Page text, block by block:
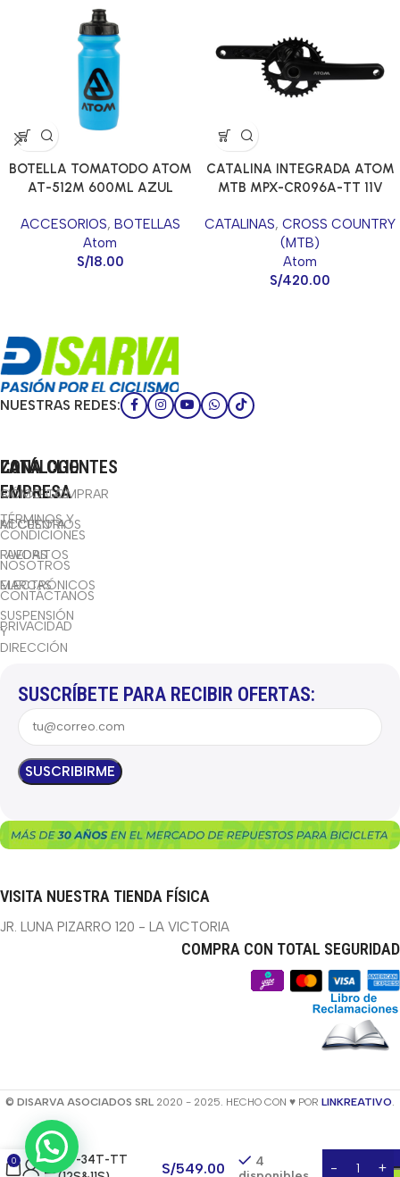
BOTELLA TOMATODO ATOM
AT-512M 600ML AZUL
ACCESORIOS, BOTELLAS
Atom
S/18.00
CATALINA INTEGRADA ATOM
MTB MPX-CR096A-TT 11V
CATALINAS, CROSS COUNTRY
(MTB)
Atom
S/420.00
NUESTRAS REDES:
CATÁLOGO
BICICLETAS
ACCESORIOS
RUEDAS
ELECTRÓNICOS
SUSPENSIÓN
Y
DIRECCIÓN
LA
EMPRESA
TÉRMINOS Y
CONDICIONES
NOSOTROS
CONTÁCTANOS
PRIVACIDAD
ZONA CLIENTES
CÓMO COMPRAR
MI CUENTA
FAVORITOS
MARCAS
SUSCRÍBETE PARA RECIBIR OFERTAS:
VISITA NUESTRA TIENDA FÍSICA
JR. LUNA PIZARRO 120 - LA VICTORIA
COMPRA CON TOTAL SEGURIDAD
© DISARVA ASOCIADOS SRL 2020 - 2025. HECHO CON ♥ POR LINKREATIVO
CATALINA ATOM
DMB-CR098A-
TT-34T-TT
S/549.00
4
0